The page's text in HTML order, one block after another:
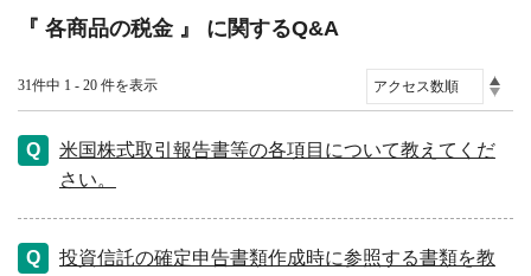
『 各商品の税金 』 に関するQ&A
31件中 1 - 20 件を表示
米国株式取引報告書等の各項目について教えてくだ
さい。
投資信託の確定申告書類作成時に参照する書類を教